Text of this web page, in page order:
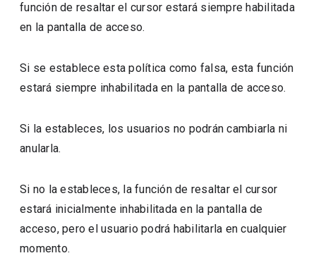
función de resaltar el cursor estará siempre habilitada
en la pantalla de acceso.
Si se establece esta política como falsa, esta función
estará siempre inhabilitada en la pantalla de acceso.
Si la estableces, los usuarios no podrán cambiarla ni
anularla.
Si no la estableces, la función de resaltar el cursor
estará inicialmente inhabilitada en la pantalla de
acceso, pero el usuario podrá habilitarla en cualquier
momento.